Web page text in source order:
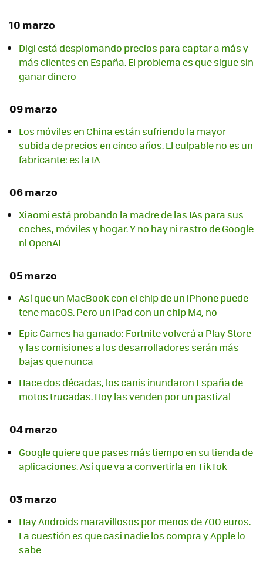
10 marzo
Digi está desplomando precios para captar a más y
más clientes en España. El problema es que sigue sin
ganar dinero
09 marzo
Los móviles en China están sufriendo la mayor
subida de precios en cinco años. El culpable no es un
fabricante: es la IA
06 marzo
Xiaomi está probando la madre de las IAs para sus
coches, móviles y hogar. Y no hay ni rastro de Google
ni OpenAI
05 marzo
Así que un MacBook con el chip de un iPhone puede
tene macOS. Pero un iPad con un chip M4, no
Epic Games ha ganado: Fortnite volverá a Play Store
y las comisiones a los desarrolladores serán más
bajas que nunca
Hace dos décadas, los canis inundaron España de
motos trucadas. Hoy las venden por un pastizal
04 marzo
Google quiere que pases más tiempo en su tienda de
aplicaciones. Así que va a convertirla en TikTok
03 marzo
Hay Androids maravillosos por menos de 700 euros.
La cuestión es que casi nadie los compra y Apple lo
sabe